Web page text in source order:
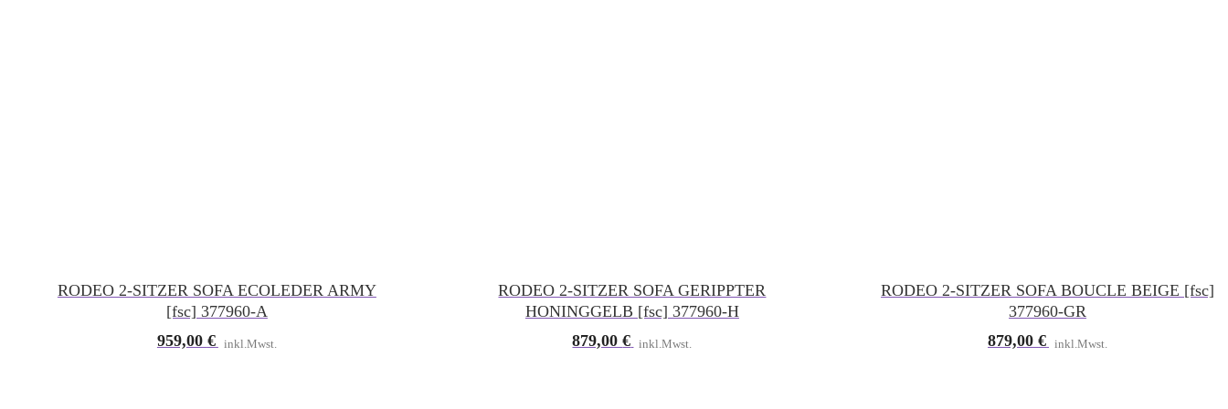
RODEO 2-SITZER SOFA ECOLEDER ARMY
[fsc] 377960-A
959,00 € inkl.Mwst.
RODEO 2-SITZER SOFA GERIPPTER
HONINGGELB [fsc] 377960-H
879,00€ inkl.Mwst.
RODEO 2-SITZER SOFA BOUCLE BEIGE [fsc]
377960-GR
879,00€ inkl.Mwst.